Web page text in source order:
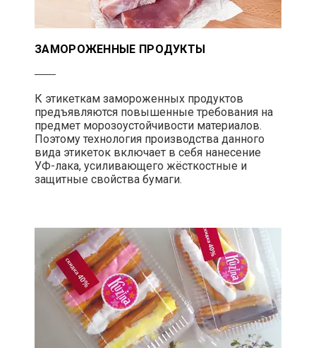
ЗАМОРОЖЕННЫЕ ПРОДУКТЫ
К этикеткам замороженных продуктов
предъявляются повышенные требования на
предмет морозоустойчивости материалов.
Поэтому технология производства данного
вида этикеток включает в себя нанесение
УФ-лака, усиливающего жёсткостные и
защитные свойства бумаги.